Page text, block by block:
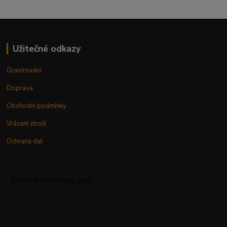
Užitečné odkazy
Gravírování
Doprava
Obchodní podmínky
Vrácení zboží
Ochrana dat